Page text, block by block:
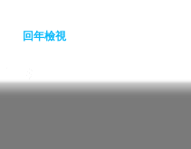
回年檢視